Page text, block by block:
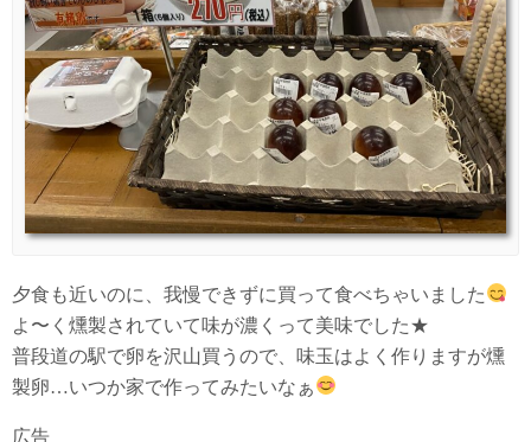
夕食も近いのに、我慢できずに買って食べちゃいました
よ〜く燻製されていて味が濃くって美味でした★
普段道の駅で卵を沢山買うので、味玉はよく作りますが燻
製卵…いつか家で作ってみたいなぁ
広告